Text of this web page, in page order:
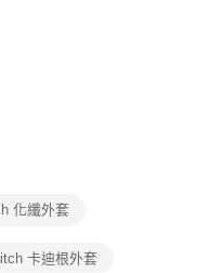
，將跳轉至「AFTEE先享後付」
訊。
訊中的連結，可透過四大超商／
視為交易完成。
結帳頁面顯示為準，若有關於
問，請聯繫「AFTEE先享後付
support/home
AFTEE先享後付」服務完成之交
費
費
化纖外套
卡迪根外套